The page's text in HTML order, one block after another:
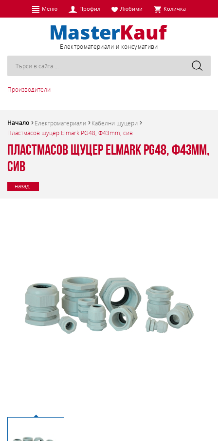
Меню Профил Любими Количка
Eлектроматериали и консумативи
Производители
Начало Електроматериали
Кабелни щуцери
Пластмасов щуцер Elmark PG48, Ф43mm, сив
Пластмасов щуцер Elmark PG48, Ф43mm,
сив
назад